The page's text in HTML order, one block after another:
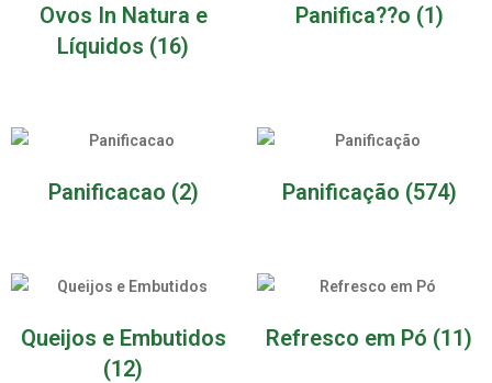
Ovos In Natura e
Líquidos (16)
Panifica??o (1)
Panificacao (2) Panificação (574)
Queijos e Embutidos
(12)
Refresco em Pó (11)